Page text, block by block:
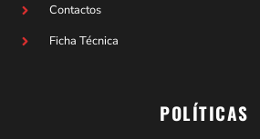
Contactos
Ficha Técnica
POLÍTICAS